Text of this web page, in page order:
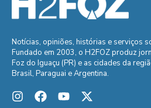
Notícias, opiniões, histórias e serviços
Fundado em 2003, o H2FOZ produz
Foz do Iguaçu (PR) e as cidades da
Brasil, Paraguai e Argentina.